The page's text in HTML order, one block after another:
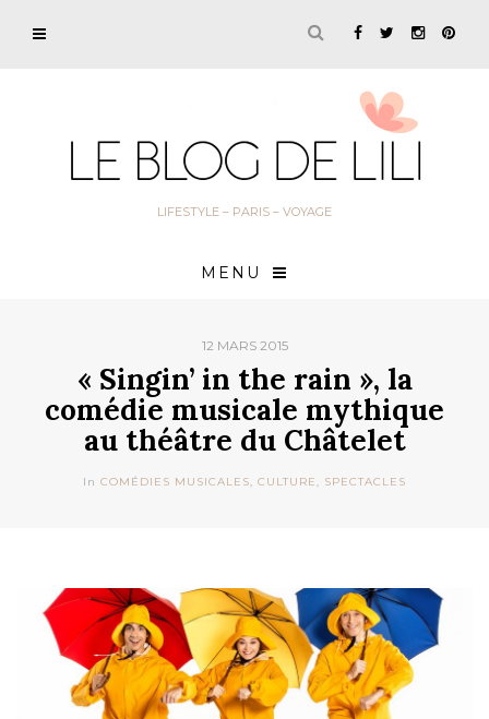
LIFESTYLE – PARIS – VOYAGE
MENU
12 MARS 2015
« Singin’ in the rain », la
comédie musicale mythique
au théâtre du Châtelet
In COMÉDIES MUSICALES, CULTURE, SPECTACLES